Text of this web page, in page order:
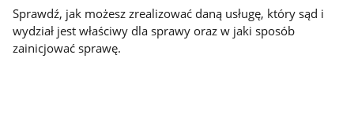
Sprawdź, jak możesz zrealizować daną usługę, który sąd i
wydział jest właściwy dla sprawy oraz w jaki sposób
zainicjować sprawę.